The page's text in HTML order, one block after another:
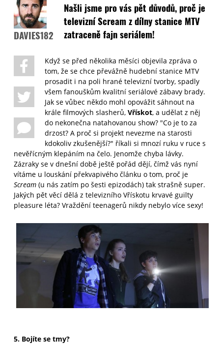
DAVIES182
Našli jsme pro vás pět důvodů, proč je
televizní Scream z dílny stanice MTV
zatraceně fajn seriálem!
Když se před několika měsíci objevila zpráva o
tom, že se chce převážně hudební stanice MTV
prosadit i na poli hrané televizní tvorby, spadly
všem fanouškům kvalitní seriálové zábavy brady.
Jak se vůbec někdo mohl opovážit sáhnout na
krále filmových slasherů, Vřískot, a udělat z něj
do nekonečna natahovanou show? "Co je to za
drzost? A proč si projekt nevezme na starosti
kdokoliv zkušenější?" říkali si mnozí ruku v ruce s
nevěřícným klepáním na čelo. Jenomže chyba lávky.
Zázraky se v dnešní době ještě pořád dějí, čímž vás nyní
vítáme u louskání překvapivého článku o tom, proč je
Scream (u nás zatím po šesti epizodách) tak strašně super.
Jakých pět věcí dělá z televizního Vřískotu krvavé guilty
pleasure léta? Vraždění teenagerů nikdy nebylo více sexy!
5. Bojíte se tmy?